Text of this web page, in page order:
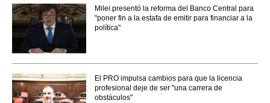
Milei presentó la reforma del Banco Central para
"poner fin a la estafa de emitir para financiar a la
política"
El PRO impulsa cambios para que la licencia
profesional deje de ser "una carrera de
obstáculos"